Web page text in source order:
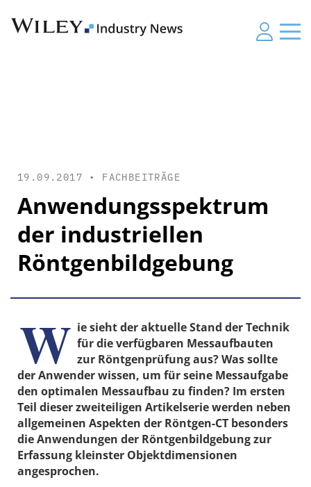
19.09.2017 • FACHBEITRÄGE
Anwendungsspektrum
der industriellen
Röntgenbildgebung
W ie sieht der aktuelle Stand der Technik
für die verfügbaren Messaufbauten
zur Röntgenprüfung aus? Was sollte
der Anwender wissen, um für seine Messaufgabe
den optimalen Messaufbau zu finden? Im ersten
Teil dieser zweiteiligen Artikelserie werden neben
allgemeinen Aspekten der Röntgen-CT besonders
die Anwendungen der Röntgenbildgebung zur
Erfassung kleinster Objektdimensionen
angesprochen.